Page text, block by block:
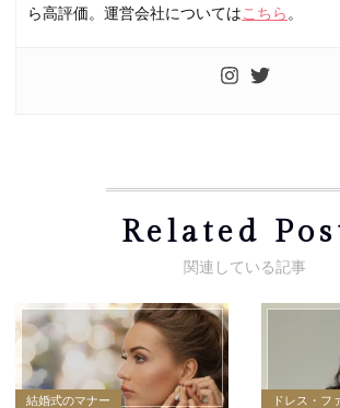
ら高評価。運営会社については こちら 。
Related
結婚式のマナー ドレス・フ